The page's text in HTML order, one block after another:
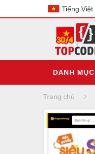
Tiếng Việt
DANH MỤC
Trang chủ